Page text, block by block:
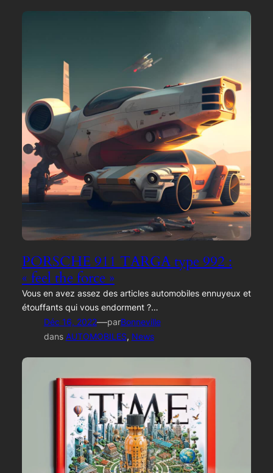
PORSCHE 911 TARGA type 992 :
« feel the force »
Vous en avez assez des articles automobiles ennuyeux et
étouffants qui vous endorment ?…
Déc 16, 2022—parBonneville
dans AUTOMOBILES, News